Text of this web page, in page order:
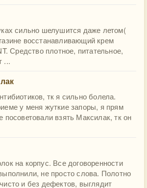
сильно шелушится даже летом(
восстанавливающий крем
Средство плотное, питательное,
...
тк я сильно болела.
у меня жуткие запоры, я прям
посоветовали взять Максилак, тк он
на корпус. Все договоренности
не просто слова. Полотно
и без дефектов, выглядит